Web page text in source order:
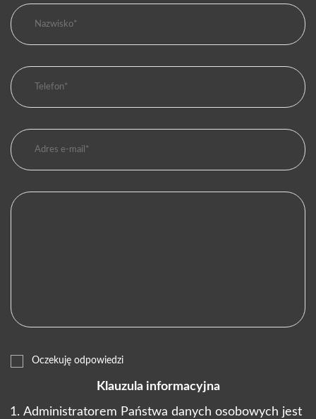
Oczekuję odpowiedzi
Klauzula informacyjna
Administratorem Państwa danych osobowych jest